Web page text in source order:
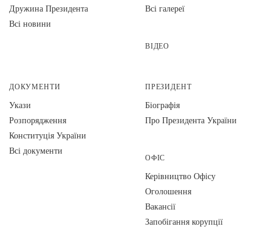
Дружина Президента
Всі новини
Всі галереї
ВІДЕО
ДОКУМЕНТИ
Укази
Розпорядження
Конституція України
Всі документи
ПРЕЗИДЕНТ
Біографія
Про Президента України
ОФІС
Керівництво Офісу
Оголошення
Вакансії
Запобігання корупції